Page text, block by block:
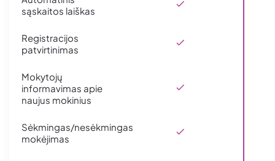
sąskaitos laiškas
Registracijos
patvirtinimas
Mokytojų
informavimas apie
naujus mokinius
Sėkmingas/nesėkmingas
mokėjimas